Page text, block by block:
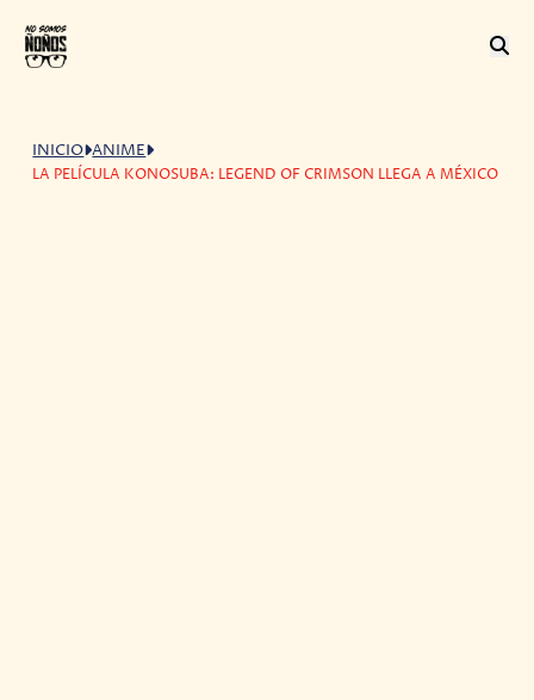
INICIO ANIME
LA PELÍCULA KONOSUBA: LEGEND OF CRIMSON LLEGA A MÉXICO